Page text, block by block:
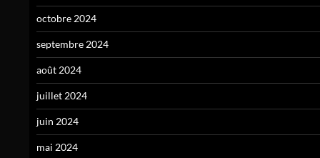
octobre 2024
septembre 2024
août 2024
juillet 2024
juin 2024
mai 2024